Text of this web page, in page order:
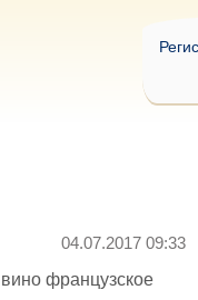
04.07.2017 09:33
французское